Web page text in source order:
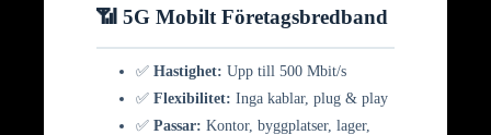
📶 5G Mobilt Företagsbredband
✅ Hastighet: Upp till 500 Mbit/s
✅ Flexibilitet: Inga kablar, plug & play
✅ Passar: Kontor, byggplatser, lager,